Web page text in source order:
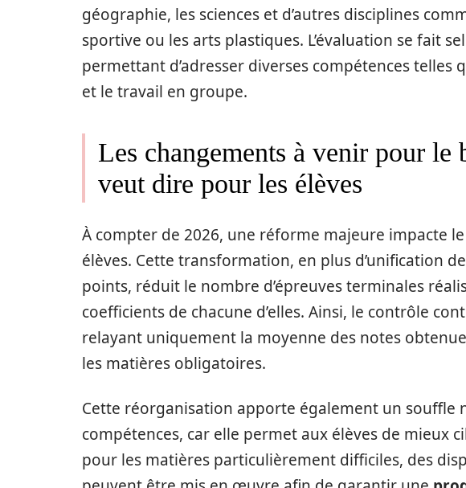
géographie, les sciences et d’autres disciplines
sportive ou les arts plastiques. L’évaluation se fait
permettant d’adresser diverses compétences telles
et le travail en groupe.
Les changements à venir pour le
veut dire pour les élèves
À compter de 2026, une réforme majeure impacte
élèves. Cette transformation, en plus d’unification
points, réduit le nombre d’épreuves terminales
coefficients de chacune d’elles. Ainsi, le contrôle
relayant uniquement la moyenne des notes
les matières obligatoires.
Cette réorganisation apporte également un souffle
compétences, car elle permet aux élèves de mieux
pour les matières particulièrement difficiles, des